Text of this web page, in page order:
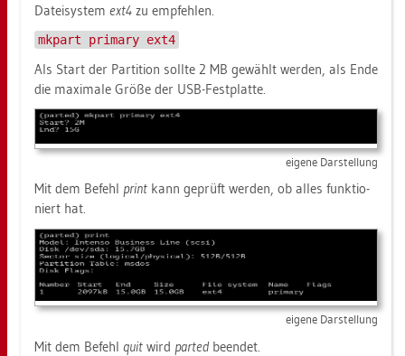
Da­tei­sys­tem ext4 zu emp­feh­len.
mkpart primary ext4
Als Start der Par­ti­ti­on soll­te 2 MB ge­wählt wer­den, als Ende
die ma­xi­ma­le Größe der USB-Fest­plat­te.
ei­ge­ne Dar­stel­lung
Mit dem Be­fehl print kann ge­prüft wer­den, ob alles funk­tio­
niert hat.
ei­ge­ne Dar­stel­lung
Mit dem Be­fehl quit wird par­tedbe­en­det.